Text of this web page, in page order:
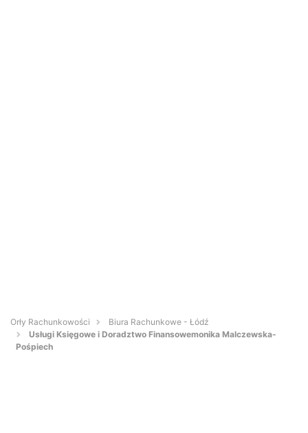
Orły Rachunkowości
Biura Rachunkowe - Łódź
Usługi Księgowe i Doradztwo Finansowemonika Malczewska-
Pośpiech